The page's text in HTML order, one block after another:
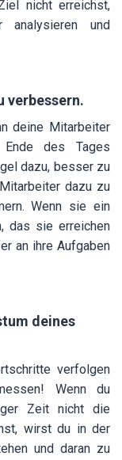
nicht erreichst,
analysieren und
verbessern.
deine Mitarbeiter
des Tages
dazu, besser zu
dazu zu
Wenn sie ein
das sie erreichen
an ihre Aufgaben
deines
verfolgen
Wenn du
Zeit nicht die
wirst du in der
und daran zu